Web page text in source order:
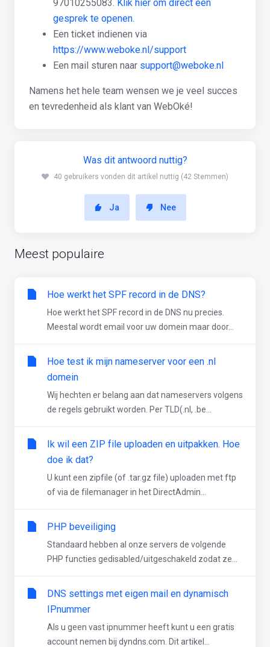
97010255083. Klik hier om direct een
gesprek te openen.
Een ticket indienen via
https://www.weboke.nl/support
Een mail sturen naar support@weboke.nl
Namens het hele team wensen we je veel succes
en tevredenheid als klant van WebOké!
Was dit antwoord nuttig?
40 gebruikers vonden dit artikel nuttig (42 Stemmen)
Ja Nee
Meest populaire
Hoe werkt het SPF record in de DNS?
Hoe werkt het SPF record in de DNS nu precies.
Meestal wordt email voor uw domein maar door...
Hoe test ik mijn nameserver voor een .nl
domein
Wij hechten er belang aan dat nameservers volgens
de regels gebruikt worden. Per TLD(.nl, .be...
Ik wil een ZIP file uploaden en uitpakken. Hoe
doe ik dat?
U kunt een zipfile (of .tar.gz file) uploaden met ftp
of via de filemanager in het DirectAdmin...
PHP beveiliging
Standaard hebben al onze servers de volgende
PHP functies gedisabled/uitgeschakeld zodat ze...
DNS settings met eigen mail en dynamisch
IPnummer
Als u geen vast ipnummer heeft kunt u een gratis
account nemen bij dyndns.com. Dit artikel...